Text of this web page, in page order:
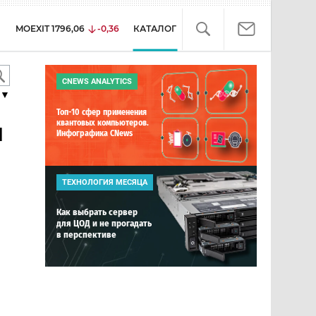
MOEXIT 1796,06 -0,36 КАТАЛОГ
▼
CNEWS ANALYTICS
Топ-10 сфер применения
квантовых компьютеров.
Инфографика CNews
ТЕХНОЛОГИЯ МЕСЯЦА
Как выбрать сервер
для ЦОД и не прогадать
в перспективе